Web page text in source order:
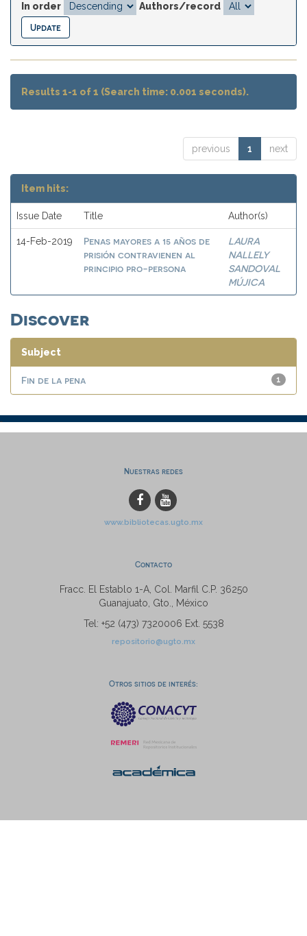
In order
Authors/record
Results 1-1 of 1 (Search time: 0.001 seconds).
previous 1 next
Item hits:
Issue Date Title Author(s)
14-Feb-2019
Penas mayores a 15 años de
prisión contravienen al
principio pro-persona
LAURA
NALLELY
SANDOVAL
MÚJICA
Discover
Subject
1
Fin de la pena
Nuestras redes
www.bibliotecas.ugto.mx
Contacto
Fracc. El Establo 1-A, Col. Marfil C.P. 36250
Guanajuato, Gto., México
Tel: +52 (473) 7320006 Ext. 5538
repositorio@ugto.mx
Otros sitios de interés: